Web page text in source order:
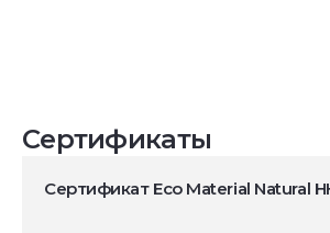
Сертификаты
Сертификат Eco Material Natural